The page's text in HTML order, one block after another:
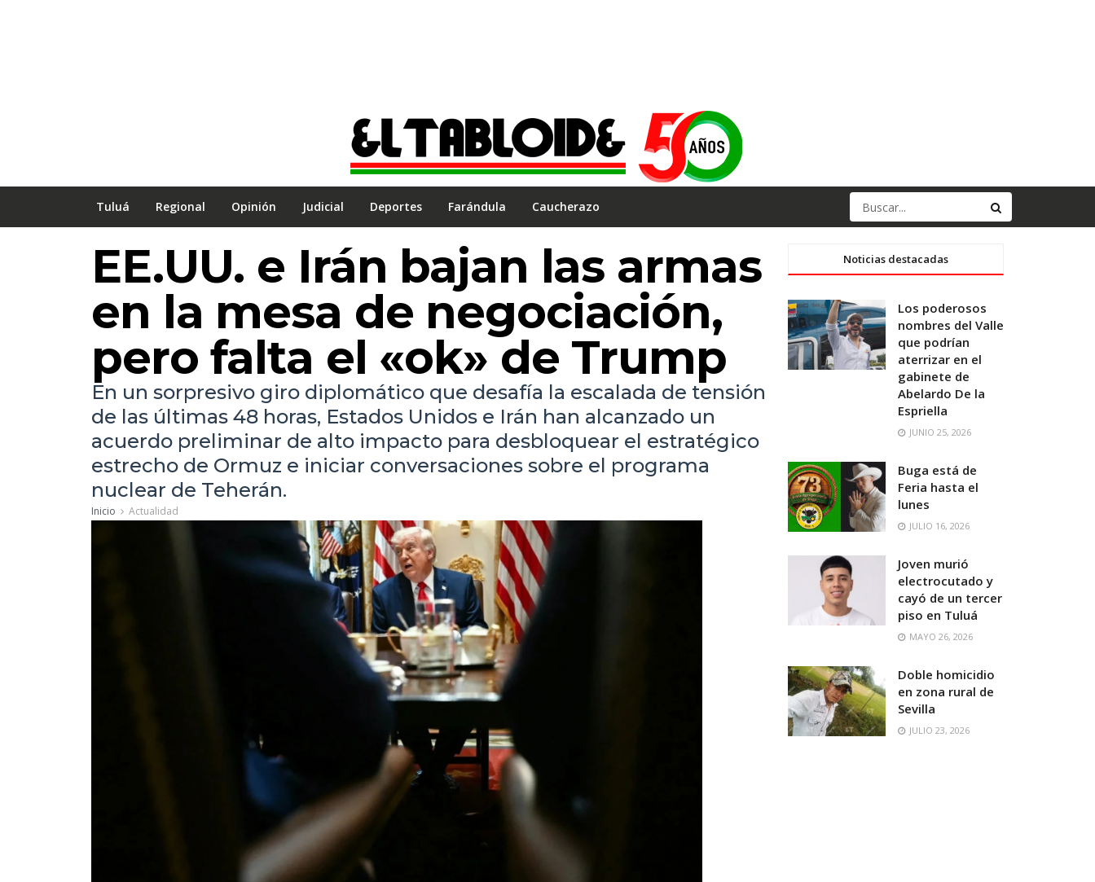
Tuluá Regional Opinión Judicial Deportes Farándula Caucherazo
EE.UU. e Irán bajan las armas
en la mesa de negociación,
pero falta el «ok» de Trump
En un sorpresivo giro diplomático que desafía la escalada de tensión
de las últimas 48 horas, Estados Unidos e Irán han alcanzado un
acuerdo preliminar de alto impacto para desbloquear el estratégico
estrecho de Ormuz e iniciar conversaciones sobre el programa
nuclear de Teherán.
Inicio Actualidad
Noticias destacadas
Los poderosos
nombres del Valle
que podrían
aterrizar en el
gabinete de
Abelardo De la
Espriella
JUNIO 25, 2026
Buga está de
Feria hasta el
lunes
JULIO 16, 2026
Joven murió
electrocutado y
cayó de un tercer
piso en Tuluá
MAYO 26, 2026
Doble homicidio
en zona rural de
Sevilla
JULIO 23, 2026